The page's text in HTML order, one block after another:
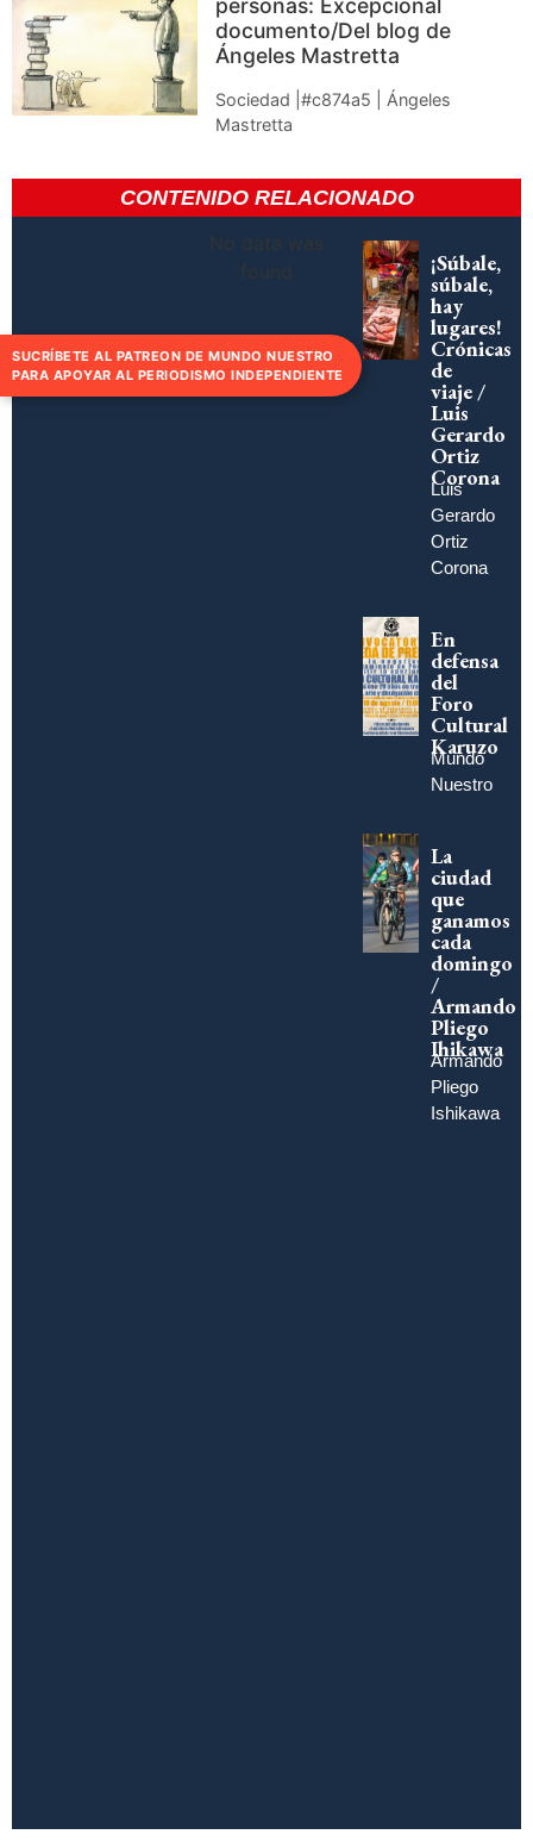
personas: Excepcional
documento/Del blog de
Ángeles Mastretta
Sociedad |#c874a5 | Ángeles
Mastretta
CONTENIDO RELACIONADO
No data was
found
¡Súbale,
súbale,
hay
lugares!
Crónicas
de
viaje /
Luis
Gerardo
Ortiz
Corona
Luis
Gerardo
Ortiz
Corona
En
defensa
del
Foro
Cultural
Karuzo
Mundo
Nuestro
La
ciudad
que
ganamos
cada
domingo
/
Armando
Pliego
Ihikawa
Armando
Pliego
Ishikawa
SUCRÍBETE AL PATREON DE MUNDO NUESTRO
PARA APOYAR AL PERIODISMO INDEPENDIENTE